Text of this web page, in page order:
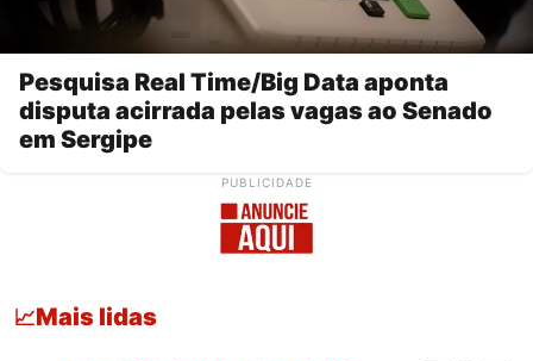
Pesquisa Real Time/Big Data aponta
disputa acirrada pelas vagas ao Senado
em Sergipe
PUBLICIDADE
📈Mais lidas